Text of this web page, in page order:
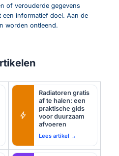
of verouderde gegevens
informatief doel. Aan de
worden ontleend.
bolt
Radiatoren gratis
af te halen: een
praktische gids
voor duurzaam
afvoeren
Lees artikel →